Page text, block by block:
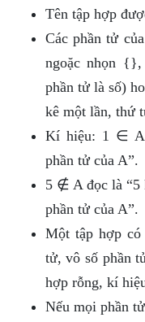
Tên tập hợp
Các phần tử
ngoặc nhọn
phần tử là số)
kê một lần, thứ
Kí hiệu: 1 ∈ A
phần tử của A”.
5 ∉ A đọc là “5
phần tử của A”.
Một tập hợp
tử, vô số phần
hợp rỗng, kí
Nếu mọi phần